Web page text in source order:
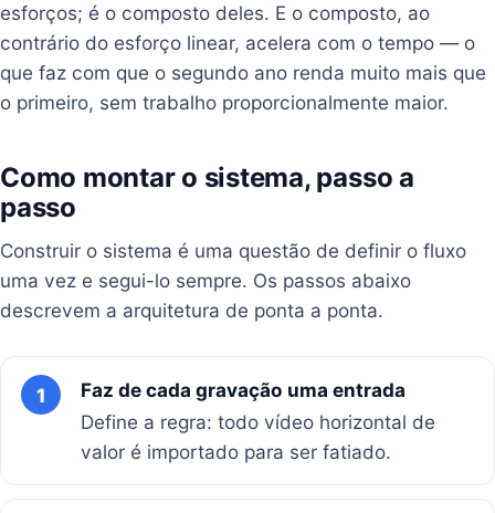
esforços; é o composto deles. E o composto, ao
contrário do esforço linear, acelera com o tempo — o
que faz com que o segundo ano renda muito mais que
o primeiro, sem trabalho proporcionalmente maior.
Como montar o sistema, passo a
passo
Construir o sistema é uma questão de definir o fluxo
uma vez e segui-lo sempre. Os passos abaixo
descrevem a arquitetura de ponta a ponta.
1
Faz de cada gravação uma entrada
Define a regra: todo vídeo horizontal de
valor é importado para ser fatiado.